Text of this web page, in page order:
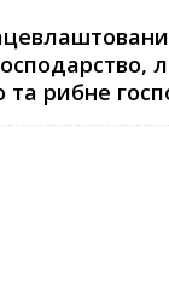
та рибне